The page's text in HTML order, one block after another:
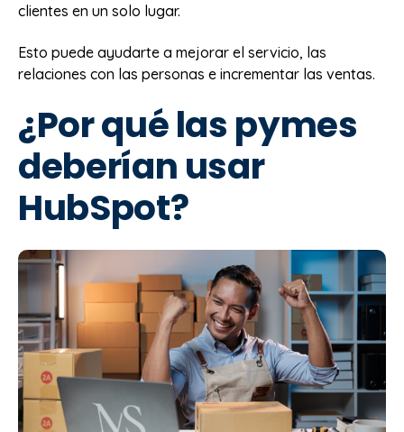
clientes en un solo lugar.
Esto puede ayudarte a mejorar el servicio, las
relaciones con las personas e incrementar las ventas.
¿Por qué las pymes
deberían usar
HubSpot?